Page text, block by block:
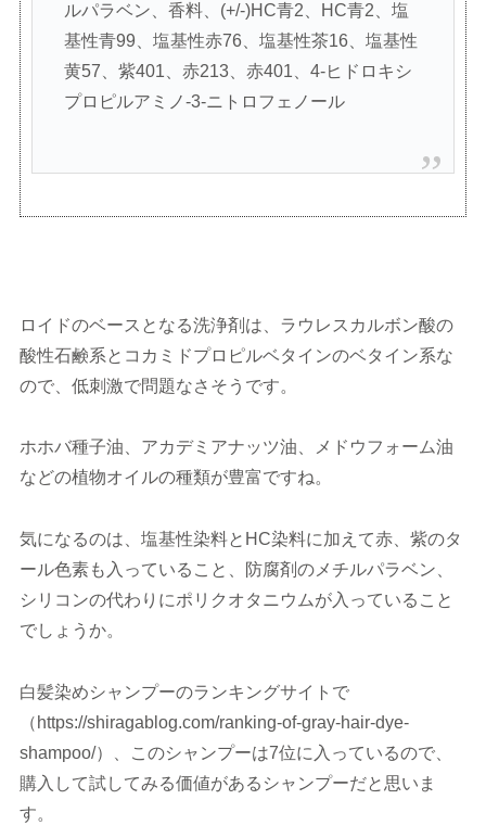
ルパラベン、香料、(+/-)HC青2、HC青2、塩
基性青99、塩基性赤76、塩基性茶16、塩基性
黄57、紫401、赤213、赤401、4-ヒドロキシ
プロピルアミノ-3-ニトロフェノール
ロイドのベースとなる洗浄剤は、ラウレスカルボン酸の
酸性石鹸系とコカミドプロピルベタインのベタイン系な
ので、低刺激で問題なさそうです。
ホホバ種子油、アカデミアナッツ油、メドウフォーム油
などの植物オイルの種類が豊富ですね。
気になるのは、塩基性染料とHC染料に加えて赤、紫のタ
ール色素も入っていること、防腐剤のメチルパラベン、
シリコンの代わりにポリクオタニウムが入っていること
でしょうか。
白髪染めシャンプーのランキングサイトで
（https://shiragablog.com/ranking-of-gray-hair-dye-
shampoo/）、このシャンプーは7位に入っているので、
購入して試してみる価値があるシャンプーだと思いま
す。